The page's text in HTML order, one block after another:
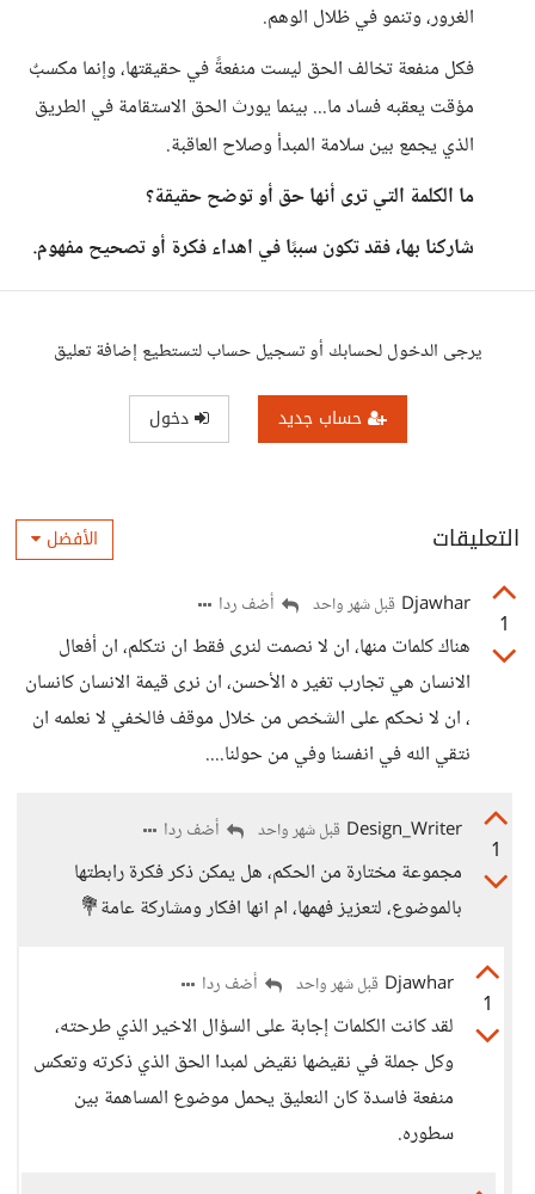
الغرور، وتنمو في ظلال الوهم.
فكل منفعة تخالف الحق ليست منفعةً في حقيقتها، وإنما مكسبٌ
مؤقت يعقبه فساد ما... بينما يورث الحق الاستقامة في الطريق
الذي يجمع بين سلامة المبدأ وصلاح العاقبة.
ما الكلمة التي ترى أنها حق أو توضح حقيقة؟
شاركنا بها، فقد تكون سببًا في اهداء فكرة أو تصحيح مفهوم.
يرجى الدخول لحسابك أو تسجيل حساب لتستطيع إضافة تعليق
حساب جديد دخول
التعليقات الأفضل
1
Djawhar قبل شهر واحد أضف ردا
هناك كلمات منها، ان لا نصمت لنرى فقط ان نتكلم، ان أفعال
الانسان هي تجارب تغير ه الأحسن، ان نرى قيمة الانسان كانسان
، ان لا نحكم على الشخص من خلال موقف فالخفي لا نعلمه ان
نتقي الله في انفسنا وفي من حولنا....
1
Design_Writer قبل شهر واحد أضف ردا
مجموعة مختارة من الحكم، هل يمكن ذكر فكرة رابطتها
بالموضوع، لتعزيز فهمها، ام انها افكار ومشاركة عامة💐
1
Djawhar قبل شهر واحد أضف ردا
لقد كانت الكلمات إجابة على السؤال الاخير الذي طرحته،
وكل جملة في نقيضها نقيض لمبدا الحق الذي ذكرته وتعكس
منفعة فاسدة كان النعليق يحمل موضوع المساهمة بين
سطوره.